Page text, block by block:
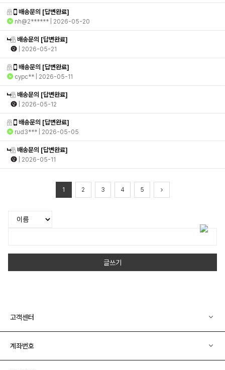
배송문의 [답변완료]
nh@2****** | 2026-05-20
배송문의 [답변완료]
| 2026-05-21
배송문의 [답변완료]
cypc** | 2026-05-11
배송문의 [답변완료]
| 2026-05-12
배송문의 [답변완료]
rud3*** | 2026-05-05
배송문의 [답변완료]
| 2026-05-11
1 2 3 4 5
글쓰기
고객센터
계좌번호